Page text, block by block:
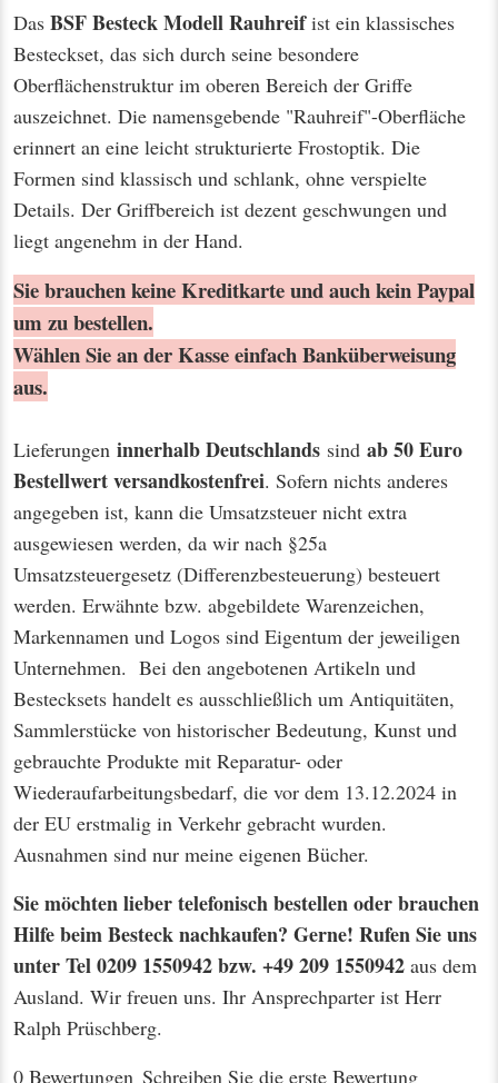
Das BSF Besteck Modell Rauhreifist ein klassisches
Besteckset, das sich durch seine besondere
Oberflächenstruktur im oberen Bereich der Griffe
auszeichnet. Die namensgebende "Rauhreif"-Oberfläche
erinnert an eine leicht strukturierte Frostoptik. Die
Formen sind klassisch und schlank, ohne verspielte
Details. Der Griffbereich ist dezent geschwungen und
liegt angenehm in der Hand.
Sie brauchen keine Kreditkarte und auch kein Paypal
um zu bestellen.
Wählen Sie an der Kasse einfach Banküberweisung
aus.
Lieferungen innerhalb Deutschlands sind ab 50 Euro
Bestellwertversandkostenfrei. Sofern nichts anderes
angegeben ist, kann die Umsatzsteuer nicht extra
ausgewiesen werden, da wir nach §25a
Umsatzsteuergesetz (Differenzbesteuerung) besteuert
werden. Erwähnte bzw. abgebildete Warenzeichen,
Markennamen und Logos sind Eigentum der jeweiligen
Unternehmen. Bei den angebotenen Artikeln und
Bestecksets handelt es ausschließlich um Antiquitäten,
Sammlerstücke von historischer Bedeutung, Kunst und
gebrauchte Produkte mit Reparatur- oder
Wiederaufarbeitungsbedarf, die vor dem 13.12.2024 in
der EU erstmalig in Verkehr gebracht wurden.
Ausnahmen sind nur meine eigenen Bücher.
Sie möchten lieber telefonisch bestellen oder brauchen
Hilfe beim Besteck nachkaufen? Gerne! Rufen Sie uns
unter Tel 0209 1550942 bzw. +49 209 1550942 aus dem
Ausland. Wir freuen uns. Ihr Ansprechparter ist Herr
Ralph Prüschberg.
0 Bewertungen Schreiben Sie die erste Bewertung